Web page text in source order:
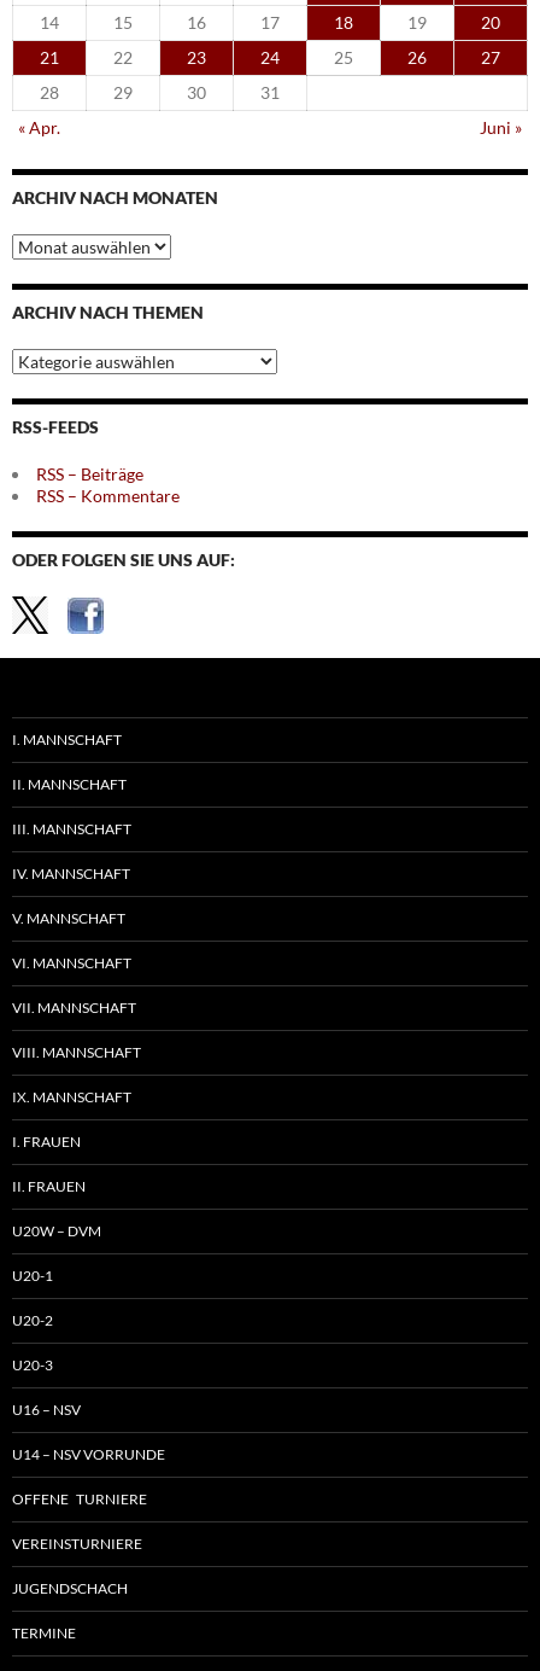
14
15 16 17 18 19
20
21
22 23 24 25 26
27
28
29 30
31
« Apr.
Juni »
ARCHIV NACH MONATEN
Archiv
nach
Monaten
ARCHIV NACH THEMEN
Archiv
nach
Themen
RSS-FEEDS
RSS – Beiträge
RSS – Kommentare
ODER FOLGEN SIE UNS AUF:
I. MANNSCHAFT
II. MANNSCHAFT
III. MANNSCHAFT
IV. MANNSCHAFT
V. MANNSCHAFT
VI. MANNSCHAFT
VII. MANNSCHAFT
VIII. MANNSCHAFT
IX. MANNSCHAFT
I. FRAUEN
II. FRAUEN
U20W – DVM
U20-1
U20-2
U20-3
U16 – NSV
U14 – NSV VORRUNDE
OFFENE TURNIERE
VEREINSTURNIERE
JUGENDSCHACH
TERMINE